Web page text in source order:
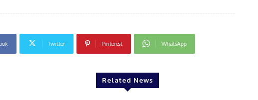
Twitter Pinterest WhatsApp
Related News